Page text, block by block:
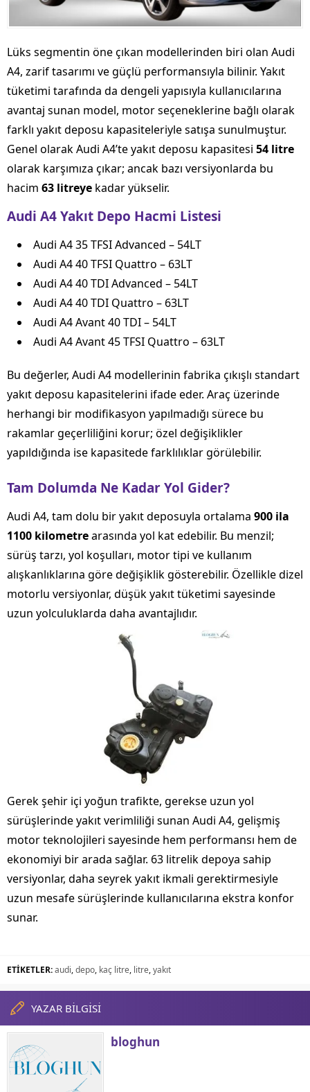
Lüks segmentin öne çıkan modellerinden biri olan Audi
A4, zarif tasarımı ve güçlü performansıyla bilinir. Yakıt
tüketimi tarafında da dengeli yapısıyla kullanıcılarına
avantaj sunan model, motor seçeneklerine bağlı olarak
farklı yakıt deposu kapasiteleriyle satışa sunulmuştur.
Genel olarak Audi A4’te yakıt deposu kapasitesi 54 litre
olarak karşımıza çıkar; ancak bazı versiyonlarda bu
hacim 63 litreye kadar yükselir.
Audi A4 Yakıt Depo Hacmi Listesi
Audi A4 35 TFSI Advanced – 54LT
Audi A4 40 TFSI Quattro – 63LT
Audi A4 40 TDI Advanced – 54LT
Audi A4 40 TDI Quattro – 63LT
Audi A4 Avant 40 TDI – 54LT
Audi A4 Avant 45 TFSI Quattro – 63LT
Bu değerler, Audi A4 modellerinin fabrika çıkışlı standart
yakıt deposu kapasitelerini ifade eder. Araç üzerinde
herhangi bir modifikasyon yapılmadığı sürece bu
rakamlar geçerliliğini korur; özel değişiklikler
yapıldığında ise kapasitede farklılıklar görülebilir.
Tam Dolumda Ne Kadar Yol Gider?
Audi A4, tam dolu bir yakıt deposuyla ortalama 900 ila
1100 kilometrearasında yol kat edebilir. Bu menzil;
sürüş tarzı, yol koşulları, motor tipi ve kullanım
alışkanlıklarına göre değişiklik gösterebilir. Özellikle dizel
motorlu versiyonlar, düşük yakıt tüketimi sayesinde
uzun yolculuklarda daha avantajlıdır.
Gerek şehir içi yoğun trafikte, gerekse uzun yol
sürüşlerinde yakıt verimliliği sunan Audi A4, gelişmiş
motor teknolojileri sayesinde hem performansı hem de
ekonomiyi bir arada sağlar. 63 litrelik depoya sahip
versiyonlar, daha seyrek yakıt ikmali gerektirmesiyle
uzun mesafe sürüşlerinde kullanıcılarına ekstra konfor
sunar.
ETİKETLER:audi,depo, kaç litre, litre,yakıt
YAZAR BİLGİSİ
bloghun